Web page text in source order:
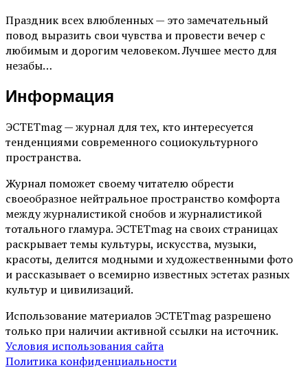
Праздник всех влюбленных — это замечательный
повод выразить свои чувства и провести вечер с
любимым и дорогим человеком. Лучшее место для
незабы…
Информация
ЭСТЕТmag — журнал для тех, кто интересуется
тенденциями современного социокультурного
пространства.
Журнал поможет своему читателю обрести
своеобразное нейтральное пространство комфорта
между журналистикой снобов и журналистикой
тотального гламура. ЭСТЕТmag на своих страницах
раскрывает темы культуры, искусства, музыки,
красоты, делится модными и художественными фото
и рассказывает о всемирно известных эстетах разных
культур и цивилизаций.
Использование материалов ЭСТЕТmag разрешено
только при наличии активной ссылки на источник.
Условия использования сайта
Политика конфиденциальности